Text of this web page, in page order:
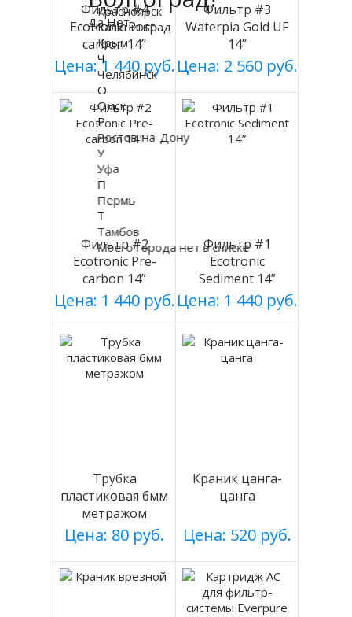
Фильтр #4
Ecotronic Post-
carbon 14”
Цена: 1 440 руб.
Фильтр #3
Waterpia Gold UF
14”
Цена: 2 560 руб.
Фильтр #2
Ecotronic Pre-
carbon 14”
Цена: 1 440 руб.
Фильтр #1
Ecotronic
Sediment 14”
Цена: 1 440 руб.
Трубка
пластиковая 6мм
метражом
Цена: 80 руб.
Краник цанга-
цанга
Цена: 520 руб.
Да Нет
Красноярск
Калининград
Крым
Ч
Челябинск
О
Омск
Р
Ростов-на-Дону
У
Уфа
П
Пермь
Т
Тамбов
Моего города нет в списке